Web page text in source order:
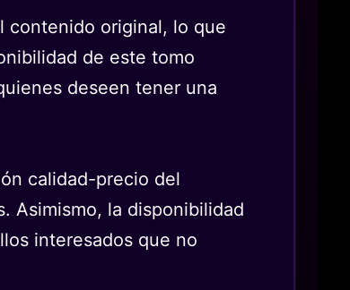
contenido original, lo que
de este tomo
deseen tener una
calidad-precio del
Asimismo, la disponibilidad
interesados que no